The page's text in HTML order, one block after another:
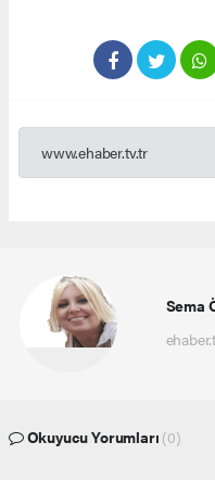
www.ehaber.tv.tr
Sema
Okuyucu Yorumları (0)